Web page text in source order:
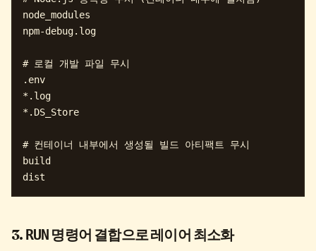
node_modules
npm-debug.log
# 로컬 개발 파일 무시
.env
*.log
*.DS_Store
# 컨테이너 내부에서 생성될 빌드 아티팩트 무시
build
3. RUN 명령어 결합으로 레이어 최소화